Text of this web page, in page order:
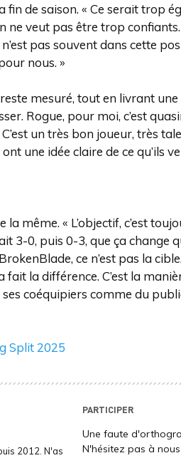
de saison. « Ce serait trop
ne veut pas être trop
pas souvent dans cette
nous. »
mesuré, tout en livrant une
Rogue, pour moi, c’est
un très bon joueur, très
une idée claire de ce qu’ils
même. « L’objectif, c’est
3-0, puis 0-3, que ça change
ce n’est pas la
la différence. C’est la
coéquipiers comme du
Split 2025
2012. N'as
PARTICIPER
Une faute
N'hésitez pas à